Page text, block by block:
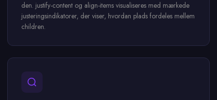
den. justify-content og align-items visualiseres med mærkede
justeringsindikatorer, der viser, hvordan plads fordeles mellem
children.